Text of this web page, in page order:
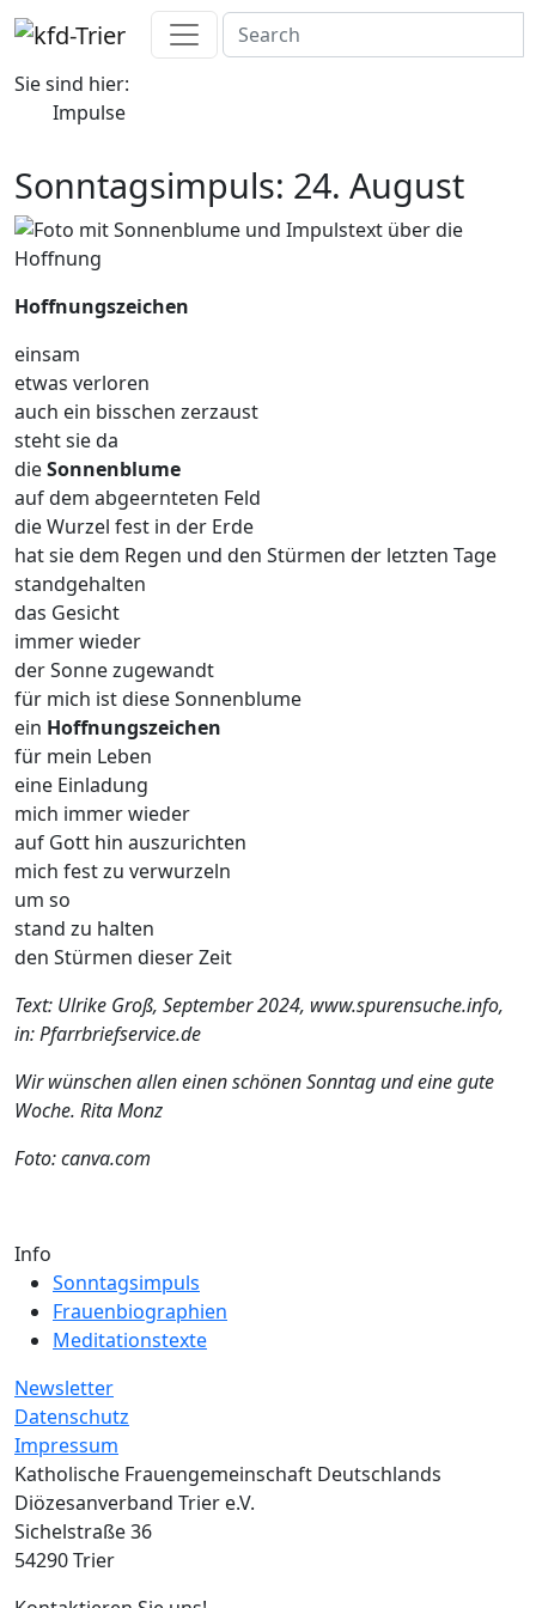
Sie sind hier:
Impulse
Sonntagsimpuls: 24. August
Hoffnungszeichen
einsam
etwas verloren
auch ein bisschen zerzaust
steht sie da
dieSonnenblume
auf dem abgeernteten Feld
die Wurzel fest in der Erde
hat sie dem Regen und den Stürmen der letzten Tage
standgehalten
das Gesicht
immer wieder
der Sonne zugewandt
für mich ist diese Sonnenblume
ein Hoffnungszeichen
für mein Leben
eine Einladung
mich immer wieder
auf Gott hin auszurichten
mich fest zu verwurzeln
um so
stand zu halten
den Stürmen dieser Zeit
Text: Ulrike Groß, September 2024, www.spurensuche.info,
in: Pfarrbriefservice.de
Wir wünschen allen einen schönen Sonntag und eine gute
Woche. Rita Monz
Foto: canva.com
Info
Sonntagsimpuls
Frauenbiographien
Meditationstexte
Newsletter
Datenschutz
Impressum
Katholische Frauengemeinschaft Deutschlands
Diözesanverband Trier e.V.
Sichelstraße 36
54290 Trier